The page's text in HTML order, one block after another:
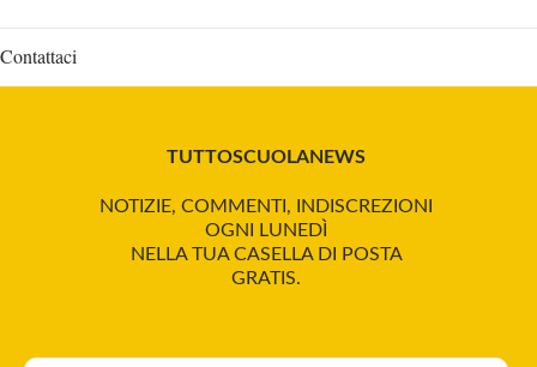
Contattaci
TUTTOSCUOLANEWS
NOTIZIE, COMMENTI, INDISCREZIONI
OGNI LUNEDÌ
NELLA TUA CASELLA DI POSTA
GRATIS.